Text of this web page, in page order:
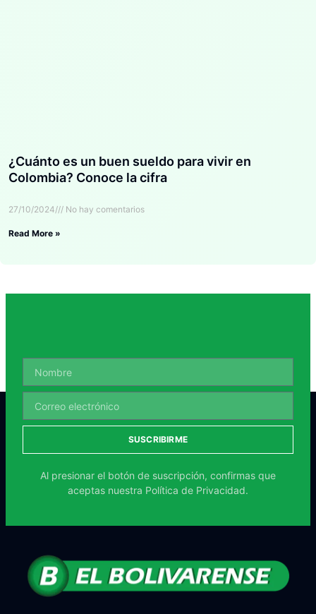
¿Cuánto es un buen sueldo para vivir en
Colombia? Conoce la cifra
27/10/2024 No hay comentarios
Read More »
SUSCRIBIRME
Al presionar el botón de suscripción, confirmas que
aceptas nuestra Política de Privacidad.